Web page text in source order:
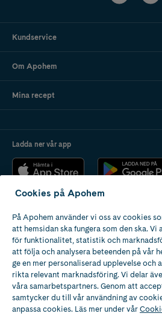
Kundservice
Om Apohem
Mina recept
Ladda ner vår app
Apotek med tillstånd
av Läkemedelsverket
Cookies på Apohem
På Apohem använder vi oss av cookies
att hemsidan ska fungera som den ska. Vi
för funktionalitet, statistik och
att följa och analysera beteenden på vår
ge en mer personaliserad upplevelse och
rikta relevant marknadsföring. Vi delar
våra samarbetspartners. Genom att
samtycker du till vår användning av
anpassa cookies. Läs mer under vår